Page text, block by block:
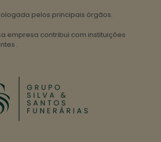
pelos principais órgãos.
empresa contribui com instituições
.